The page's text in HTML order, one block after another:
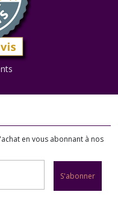
en vous abonnant à nos
S'abonner